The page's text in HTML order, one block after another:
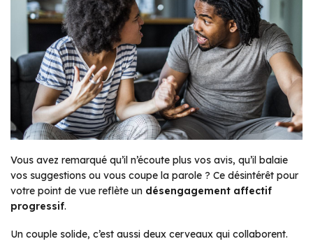
Vous avez remarqué qu’il n’écoute plus vos avis, qu’il balaie
vos suggestions ou vous coupe la parole ? Ce désintérêt pour
votre point de vue reflète un désengagement affectif
progressif.
Un couple solide, c’est aussi deux cerveaux qui collaborent.